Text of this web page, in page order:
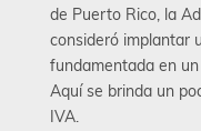
de Puerto Rico, la
consideró implantar
fundamentada en
Aquí se brinda un
IVA.